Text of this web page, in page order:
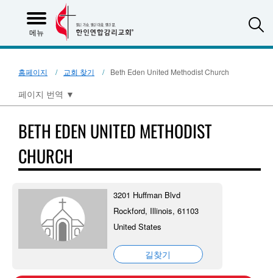
메뉴
홈페이지 교회 찾기 Beth Eden United Methodist Church
페이지 번역 ▼
BETH EDEN UNITED METHODIST
CHURCH
3201 Huffman Blvd
Rockford, Illinois, 61103
United States
길찾기